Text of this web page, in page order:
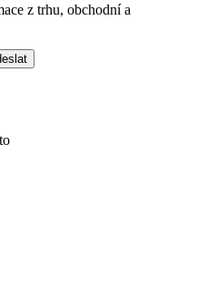
z trhu, obchodní a